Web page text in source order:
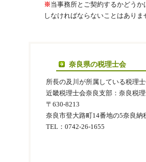
※当事務所とご契約するかどう
しなければならないことはあり
奈良県の税理士会
所長の及川が所属している税理士
近畿税理士会奈良支部：奈良税
〒630‐8213
奈良市登大路町14番地の5奈良
TEL：0742-26-1655